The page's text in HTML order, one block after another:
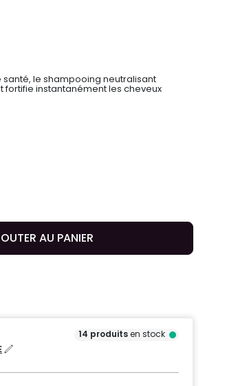
le shampooing neutralisant
fortifie instantanément les cheveux
AU PANIER
14 produitsen stock